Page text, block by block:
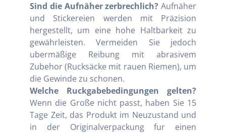
Sind die Aufnäher zerbrechlich? Aufnäher
und Stickereien werden mit Präzision
hergestellt, um eine hohe Haltbarkeit zu
gewährleisten. Vermeiden Sie jedoch
ubermäßige Reibung mit abrasivem
Zubehor (Rucksäcke mit rauen Riemen), um
die Gewinde zu schonen.
Welche Ruckgabebedingungen gelten?
Wenn die Große nicht passt, haben Sie 15
Tage Zeit, das Produkt im Neuzustand und
in der Originalverpackung fur einen